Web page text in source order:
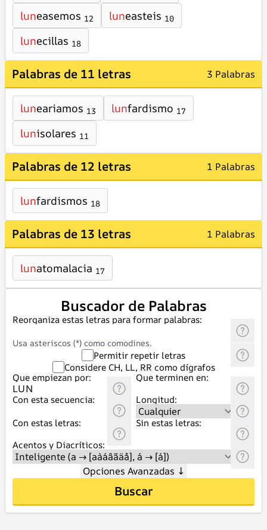
luneasemos 12 luneasteis 10
lunecillas 18
Palabras de 11 letras 3 Palabras
luneariamos 13 lunfardismo 17
lunisolares 11
Palabras de 12 letras 1 Palabras
lunfardismos 18
Palabras de 13 letras 1 Palabras
lunatomalacia 17
Buscador de Palabras
Reorganiza estas letras para formar palabras:
Usa asteriscos (*) como comodines.
Permitir repetir letras
Considere CH, LL, RR como dígrafos
Que empiezan por:
Que terminen en:
Con esta secuencia:
Longitud:
Con estas letras:
Sin estas letras:
Acentos y Diacríticos:
Opciones Avanzadas ↓
Buscar